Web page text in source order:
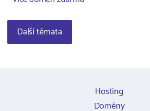
Další témata
Hosting
Domény